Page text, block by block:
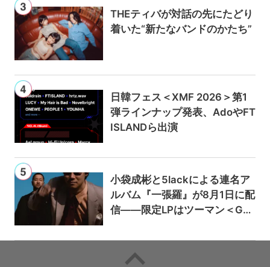
THEティバが対話の先にたどり
着いた“新たなバンドのかたち”
日韓フェス＜XMF 2026＞第1
弾ラインナップ発表、AdoやFT
ISLANDら出演
小袋成彬と5lackによる連名ア
ルバム『一張羅』が8月1日に配
信——限定LPはツーマン＜Gai